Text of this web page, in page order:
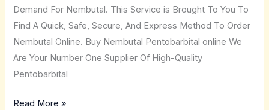
Demand For Nembutal. This Service is Brought To You To
Find A Quick, Safe, Secure, And Express Method To Order
Nembutal Online. Buy Nembutal Pentobarbital online We
Are Your Number One Supplier Of High-Quality
Pentobarbital
Read More »